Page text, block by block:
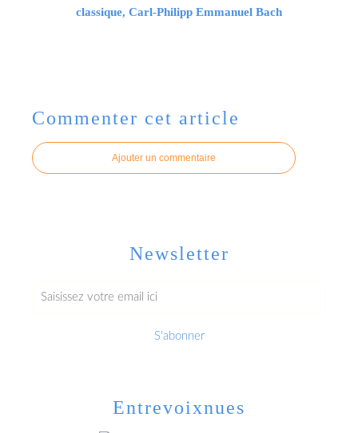
classique, Carl-Philipp Emmanuel Bach
Commenter cet article
Ajouter un commentaire
Newsletter
Entrevoixnues